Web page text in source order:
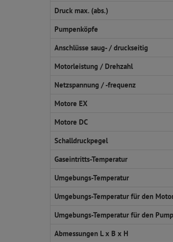
Druck max. (abs.)
Pumpenköpfe
Anschlüsse saug- / druckseitig
Motorleistung / Drehzahl
Netzspannung / -frequenz
Motore EX
Motore DC
Schalldruckpegel
Gaseintritts-Temperatur
Umgebungs-Temperatur
Umgebungs-Temperatur für den
Umgebungs-Temperatur für den
Abmessungen L x B x H